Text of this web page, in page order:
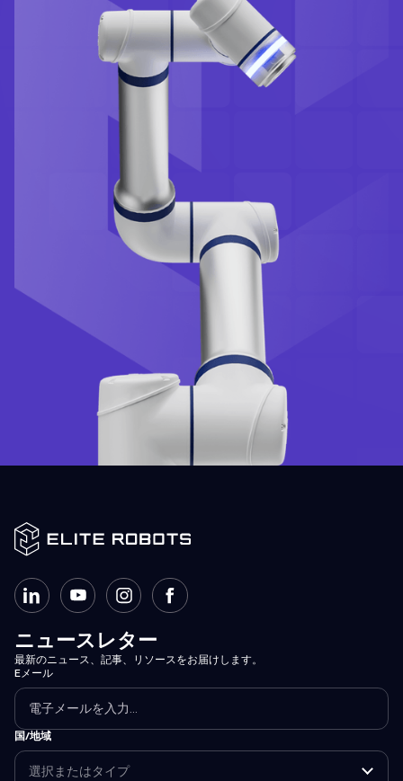
ニュースレター
最新のニュース、記事、リソースをお届けします。
Eメール
国/地域